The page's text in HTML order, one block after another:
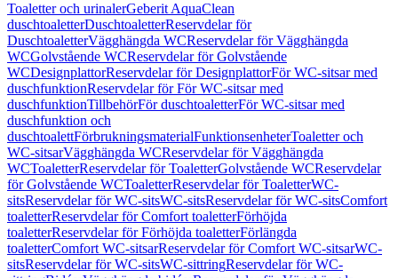
Toaletter och urinalerGeberit AquaClean
duschtoaletterDuschtoaletterReservdelar för
DuschtoaletterVägghängda WCReservdelar för Vägghängda
WCGolvstående WCReservdelar för Golvstående
WCDesignplattorReservdelar för DesignplattorFör WC-sitsar med
duschfunktionReservdelar för För WC-sitsar med
duschfunktionTillbehörFör duschtoaletterFör WC-sitsar med
duschfunktion och
duschtoalettFörbrukningsmaterialFunktionsenheterToaletter och
WC-sitsarVägghängda WCReservdelar för Vägghängda
WCToaletterReservdelar för ToaletterGolvstående WCReservdelar
för Golvstående WCToaletterReservdelar för ToaletterWC-
sitsReservdelar för WC-sitsWC-sitsReservdelar för WC-sitsComfort
toaletterReservdelar för Comfort toaletterFörhöjda
toaletterReservdelar för Förhöjda toaletterFörlängda
toaletterComfort WC-sitsarReservdelar för Comfort WC-sitsarWC-
sitsReservdelar för WC-sitsWC-sittringReservdelar för WC-